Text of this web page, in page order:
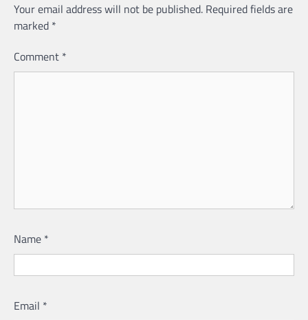
Your email address will not be published. Required fields are
marked *
Comment *
Name *
Email *